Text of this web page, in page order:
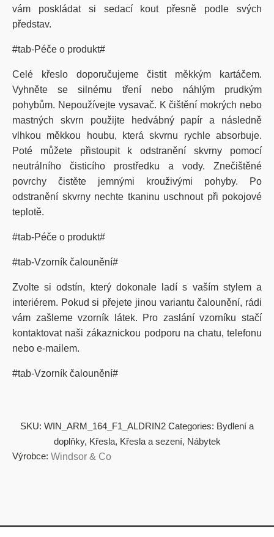
vám poskládat si sedací kout přesně podle svých
představ.
#tab-Péče o produkt#
Celé křeslo doporučujeme čistit měkkým kartáčem.
Vyhněte se silnému tření nebo náhlým prudkým
pohybům. Nepoužívejte vysavač. K čištění mokrých nebo
mastných skvrn použijte hedvábný papír a následně
vlhkou měkkou houbu, která skvrnu rychle absorbuje.
Poté můžete přistoupit k odstranění skvrny pomocí
neutrálního čisticího prostředku a vody. Znečištěné
povrchy čistěte jemnými krouživými pohyby. Po
odstranění skvrny nechte tkaninu uschnout při pokojové
teplotě.
#tab-Péče o produkt#
#tab-Vzorník čalounění#
Zvolte si odstín, který dokonale ladí s vaším stylem a
interiérem. Pokud si přejete jinou variantu čalounění, rádi
vám zašleme vzorník látek. Pro zaslání vzorníku stačí
kontaktovat naši zákaznickou podporu na chatu, telefonu
nebo e-mailem.
#tab-Vzorník čalounění#
SKU: WIN_ARM_164_F1_ALDRIN2 Categories: Bydlení a
doplňky, Křesla, Křesla a sezení, Nábytek
Výrobce: Windsor & Co